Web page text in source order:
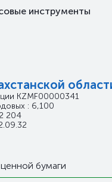
инструменты
KZMF00000341
: 6,100
204
бумаги